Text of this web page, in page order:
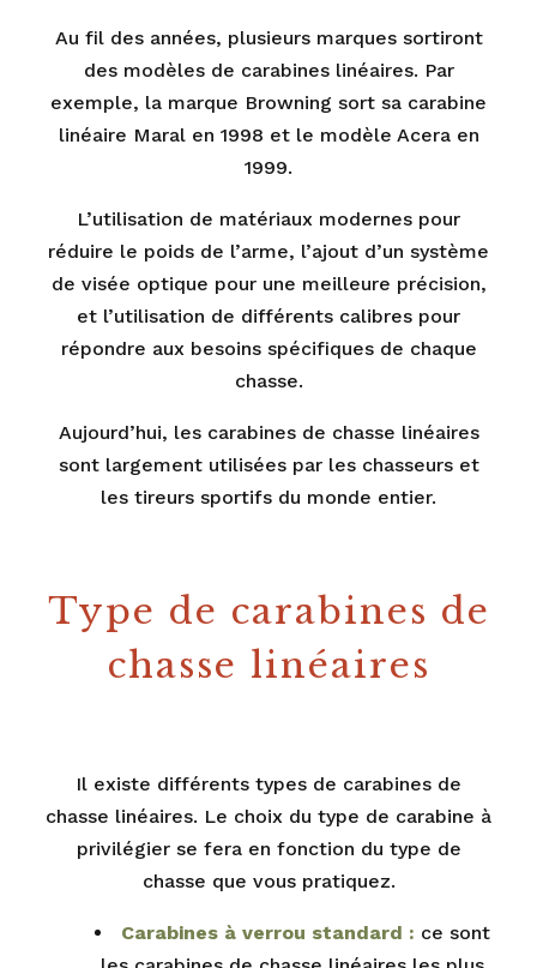
Au fil des années, plusieurs marques sortiront
des modèles de carabines linéaires. Par
exemple, la marque Browning sort sa carabine
linéaire Maral en 1998 et le modèle Acera en
1999.
L’utilisation de matériaux modernes pour
réduire le poids de l’arme, l’ajout d’un système
de visée optique pour une meilleure précision,
et l’utilisation de différents calibres pour
répondre aux besoins spécifiques de chaque
chasse.
Aujourd’hui, les carabines de chasse linéaires
sont largement utilisées par les chasseurs et
les tireurs sportifs du monde entier.
Type de carabines de
chasse linéaires
Il existe différents types de carabines de
chasse linéaires. Le choix du type de carabine à
privilégier se fera en fonction du type de
chasse que vous pratiquez.
Carabines à verrou standard : ce sont